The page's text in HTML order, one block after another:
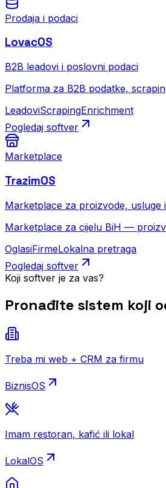
Prodaja i podaci
LovacOS
B2B leadovi i poslovni podaci
Platforma za B2B podatke,
LeadoviScrapingEnrichment
Pogledaj softver
Marketplace
TrazimOS
Marketplace za proizvode, usluge
Marketplace za cijelu BiH —
OglasiFirmeLokalna pretraga
Pogledaj softver
Koji softver je za vas?
Pronađite sistem koji
Treba mi web + CRM za firmu
BiznisOS
Imam restoran, kafić ili lokal
LokalOS